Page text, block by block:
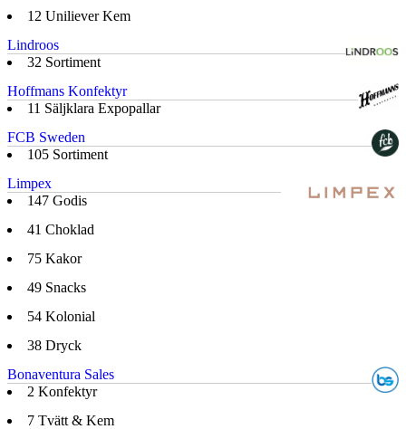
12 Uniliever Kem
Lindroos
32 Sortiment
Hoffmans Konfektyr
11 Säljklara Expopallar
FCB Sweden
105 Sortiment
Limpex
147 Godis
41 Choklad
75 Kakor
49 Snacks
54 Kolonial
38 Dryck
Bonaventura Sales
2 Konfektyr
7 Tvätt & Kem